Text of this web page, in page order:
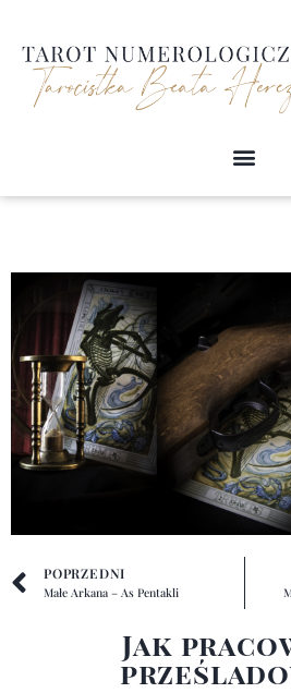
Przejdź
treści
POPRZEDNI
Małe Arkana – As Pentakli
Jak